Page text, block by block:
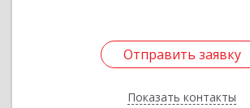
Отправить заявку
Показать контакты
Отправить заявку
Назад